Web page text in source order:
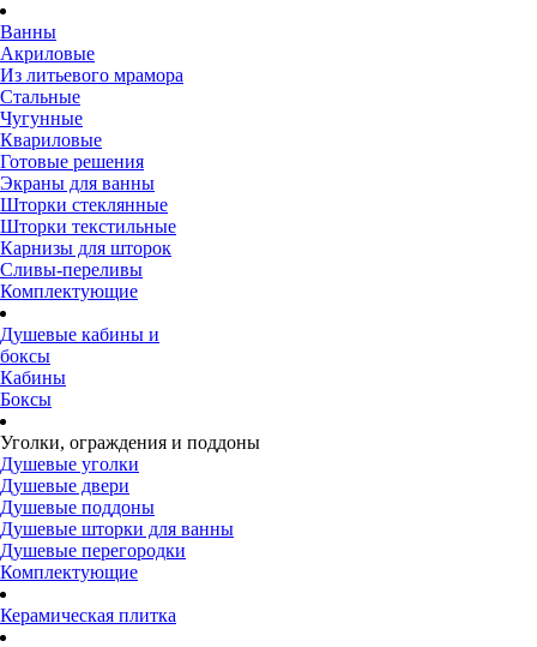
Ванны
Акриловые
Из литьевого мрамора
Стальные
Чугунные
Квариловые
Готовые решения
Экраны для ванны
Шторки стеклянные
Шторки текстильные
Карнизы для шторок
Сливы-переливы
Комплектующие
Душевые кабины и
боксы
Кабины
Боксы
Уголки, ограждения и поддоны
Душевые уголки
Душевые двери
Душевые поддоны
Душевые шторки для ванны
Душевые перегородки
Комплектующие
Керамическая плитка